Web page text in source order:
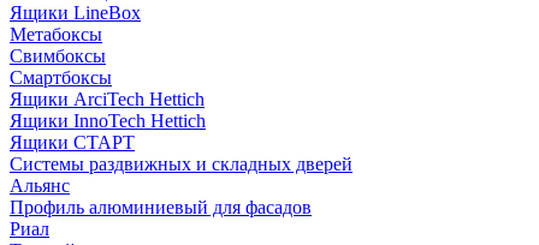
Ящики LineBox
Метабоксы
Свимбоксы
Смартбоксы
Ящики ArciTech Hettich
Ящики InnoTech Hettich
Ящики СТАРТ
Системы раздвижных и складных дверей
Альянс
Профиль алюминиевый для фасадов
Риал